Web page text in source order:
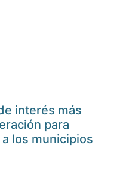
interés más
para
los municipios